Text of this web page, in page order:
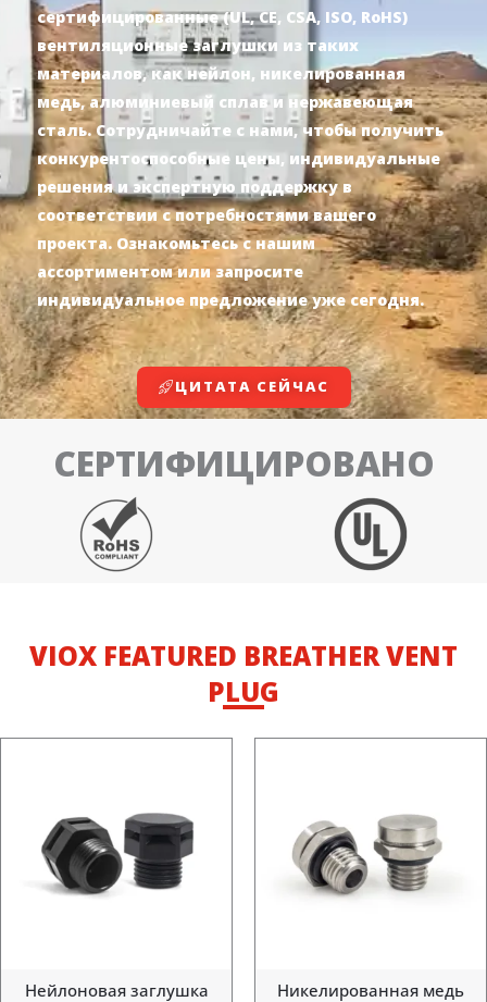
сертифицированные (UL, CE, CSA, ISO, RoHS)
вентиляционные заглушки из таких
материалов, как нейлон, никелированная
медь, алюминиевый сплав и нержавеющая
сталь. Сотрудничайте с нами, чтобы получить
конкурентоспособные цены, индивидуальные
решения и экспертную поддержку в
соответствии с потребностями вашего
проекта. Ознакомьтесь с нашим
ассортиментом или запросите
индивидуальное предложение уже сегодня.
ЦИТАТА СЕЙЧАС
СЕРТИФИЦИРОВАНО
VIOX FEATURED BREATHER VENT
PLUG
Нейлоновая заглушка
Никелированная медь